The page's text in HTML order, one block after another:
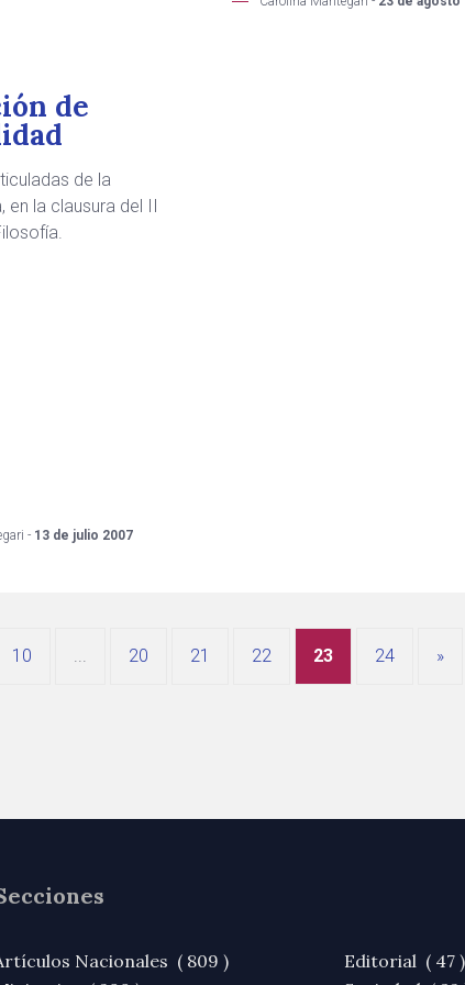
de
de la
en la clausura del II
- 13 de julio 2007
10 20 21 22 23 24 »
Nacionales ( 809 )
Editorial ( 47 )